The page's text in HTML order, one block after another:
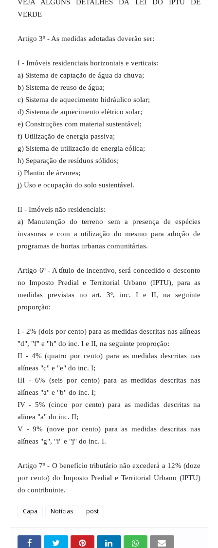
VEJA ALGUNS DETALHES DA LEI DO IPTU DE
VERDE
Artigo 3º - As medidas adotadas deverão ser:
I - Imóveis residenciais horizontais e verticais:
a) Sistema de captação de água da chuva;
b) Sistema de reuso de água;
c) Sistema de aquecimento hidráulico solar;
d) Sistema de aquecimento elétrico solar;
e) Construções com material sustentável;
f) Utilização de energia passiva;
g) Sistema de utilização de energia eólica;
h) Separação de resíduos sólidos;
i) Plantio de árvores;
j) Uso e ocupação do solo sustentável.
II - Imóveis não residenciais:
a) Manutenção do terreno sem a presença de espécies
invasoras e com a utilização do mesmo para adoção de
programas de hortas urbanas comunitárias.
Artigo 6º - A título de incentivo, será concedido o desconto
no Imposto Predial e Territorial Urbano (IPTU), para as
medidas previstas no art. 3º, inc. I e II, na seguinte
proporção:
I - 2% (dois por cento) para as medidas descritas nas alíneas
"d", "f" e "h" do inc. I e II, na seguinte proproção:
II - 4% (quatro por cento) para as medidas descritas nas
alíneas "c" e "e" do inc. I;
III - 6% (seis por cento) para as medidas descritas nas
alíneas "a" e "b" do inc. I;
IV - 5% (cinco por cento) para as medidas descritas na
alínea "a" do inc. II;
V - 9% (nove por cento) para as medidas descritas nas
alíneas "g", "i" e "j" do inc. I.
Artigo 7º - O benefício tributário não excederá a 12% (doze
por cento) do Imposto Predial e Territorial Urbano (IPTU)
do contribuinte.
Capa Notícias post